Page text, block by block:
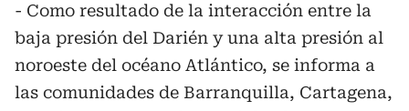
- Como resultado de la interacción entre la
baja presión del Darién y una alta presión al
noroeste del océano Atlántico, se informa a
las comunidades de Barranquilla, Cartagena,